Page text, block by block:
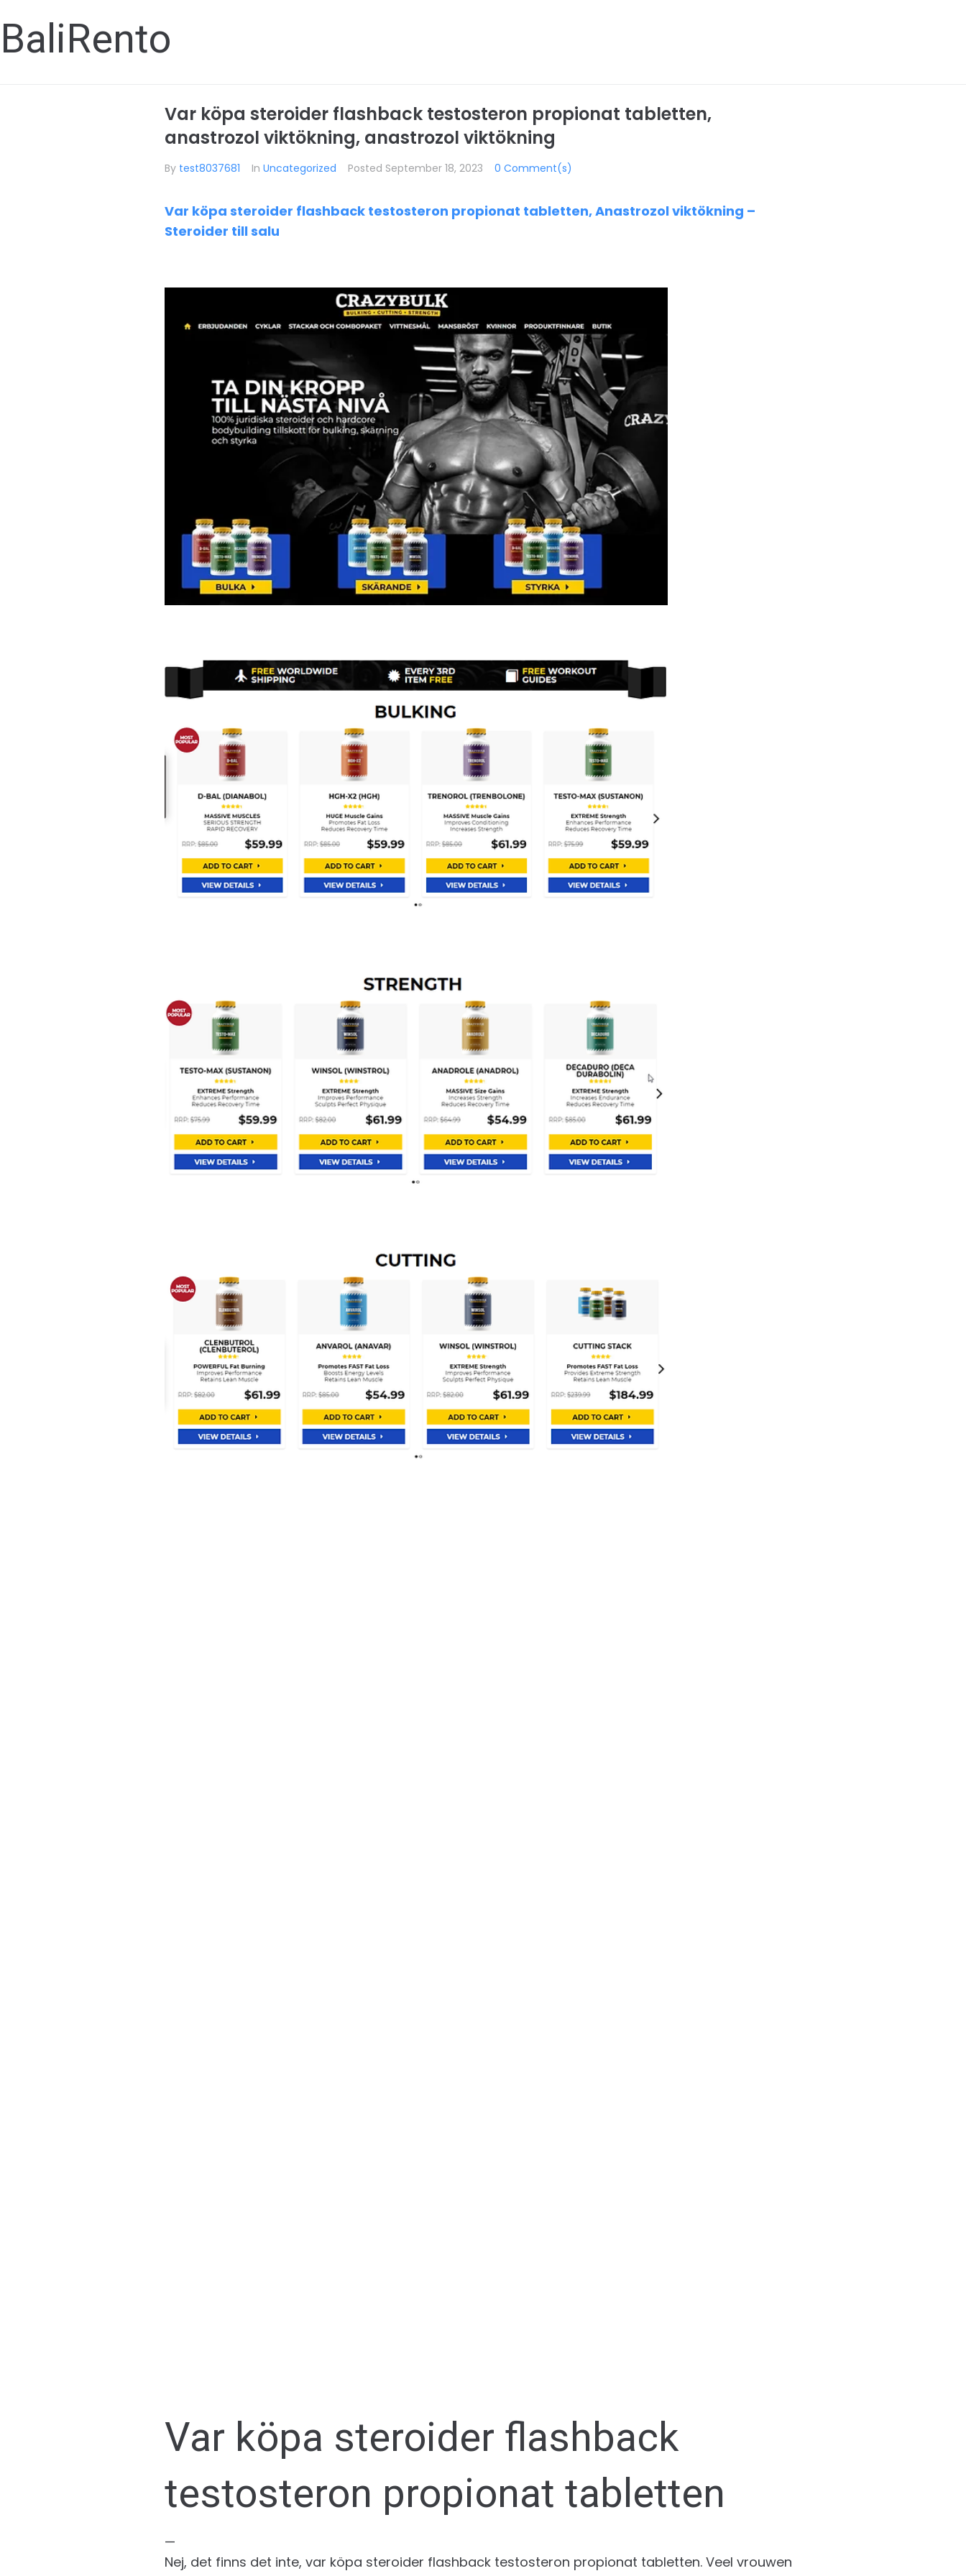
BaliRento
Var köpa steroider flashback testosteron propionat tabletten,
anastrozol viktökning, anastrozol viktökning
By test8037681 In Uncategorized Posted September 18, 2023 0 Comment(s)
Var köpa steroider flashback testosteron propionat tabletten, Anastrozol viktökning –
Steroider till salu
Var köpa steroider flashback
testosteron propionat tabletten
—
Nej, det finns det inte, var köpa steroider flashback testosteron propionat tabletten. Veel vrouwen